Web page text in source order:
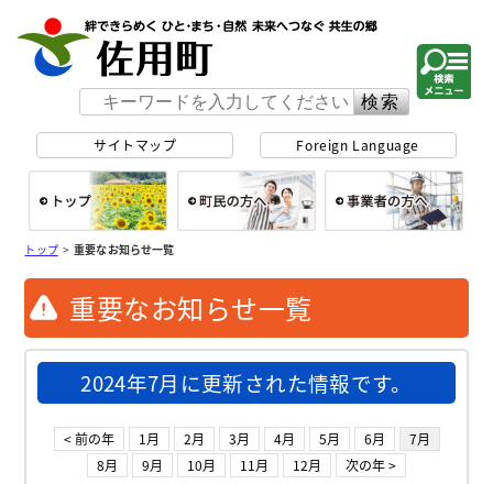
サイトマップ Foreign Language
総合トップ
トップ>重要なお知らせ一覧
重要なお知らせ一覧
2024年7月に更新された情報です。
< 前の年 1月 2月 3月 4月 5月 6月
7月
8月
9月 10月 11月 12月 次の年 >